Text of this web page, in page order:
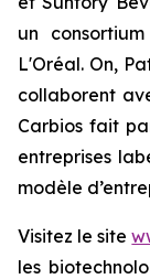
un
L'Oréal. On,
collaborent
Carbios fait
entreprises
modèle
Visitez le site
les